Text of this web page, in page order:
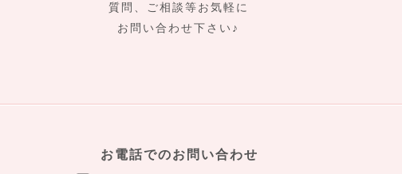
質問、ご相談等お気軽に
お問い合わせ下さい♪
お電話でのお問い合わせ